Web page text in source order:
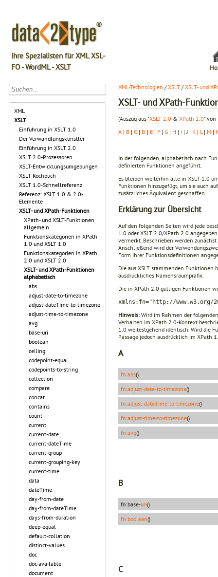
Ihre Spezialisten für XML XSL-
FO - WordML - XSLT
XML
XSLT
Einführung in XSLT 1.0
Der Verwandlungskünstler
Einführung in XSLT 2.0
XSLT 2.0-Prozessoren
XSLT-Entwicklungsumgebungen
XSLT Kochbuch
XSLT 1.0-Schnellreferenz
Referenz: XSLT 1.0 & 2.0-
Elemente
XSLT- und XPath-Funktionen
XPath- und XSLT-Funktionen
allgemein
Funktionskategorien in XPath
1.0 und XSLT 1.0
Funktionskategorien in XPath
2.0 und XSLT 2.0
XSLT- und XPath-Funktionen
alphabetisch
abs
adjust-date-to-timezone
adjust-dateTime-to-timezone
adjust-time-to-timezone
avg
base-uri
boolean
ceiling
codepoint-equal
codepoints-to-string
collection
compare
concat
contains
count
current
current-date
current-dateTime
current-group
current-grouping-key
current-time
data
dateTime
day-from-date
day-from-dateTime
days-from-duration
deep-equal
default-collation
distinct-values
doc
doc-available
document
XML-Technologien /XSLT /XSLT- und
XSLT- und XPath-
(Auszug aus "XSLT 2.0 & XPath 2.0" von
A | B | C | D | E | F | G | H | I | J | K | L | M |
In der folgenden, alphabetisch nach
definierten Funktionen angeführt.
Es bleiben weiterhin alle in XSLT 1.0
Funktionen hinzugefügt, um sie auch
zusätzliches Äqui­valent geschaffen.
Erklärung zur Übersicht
Auf den folgenden Seiten wird jede
1.0 oder XSLT 2.0/XPath 2.0
vermerkt. Beschrieben werden
Anschließend wird der
Form ihrer Funktionsdefinitionen
Die aus XSLT stammenden Funktionen
ausdrückliches Namensraumpräfix.
Die in XPath 2.0 gültigen Funktionen
xmlns:fn="http://www.w3.org/
Hinweis: Wird im Rahmen der
Verhalten im XPath 2.0-Kontext
1.0 weitestgehend identisch. Wird die
Passage jedoch ausdrücklich im XPath
A
fn:abs()
fn:adjust-date-to-timezone()
fn:adjust-dateTime-to-timezone()
fn:adjust-time-to-timezone()
fn:avg()
B
fn:base-uri()
fn:boolean()
C